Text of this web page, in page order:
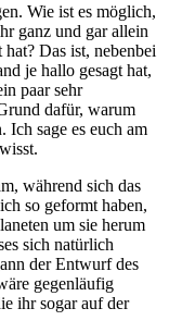
Wie ist es möglich,
ganz und gar allein
Das ist, nebenbei
je hallo gesagt hat,
paar sehr
dafür, warum
Ich sage es euch am
während sich das
so geformt haben,
um sie herum
sich natürlich
der Entwurf des
gegenläufig
ihr sogar auf der